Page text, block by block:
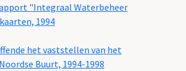
"Integraal Waterbeheer
1994
het vaststellen van het
Buurt, 1994-1998